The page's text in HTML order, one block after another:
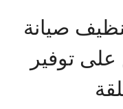
صيانة
توفير